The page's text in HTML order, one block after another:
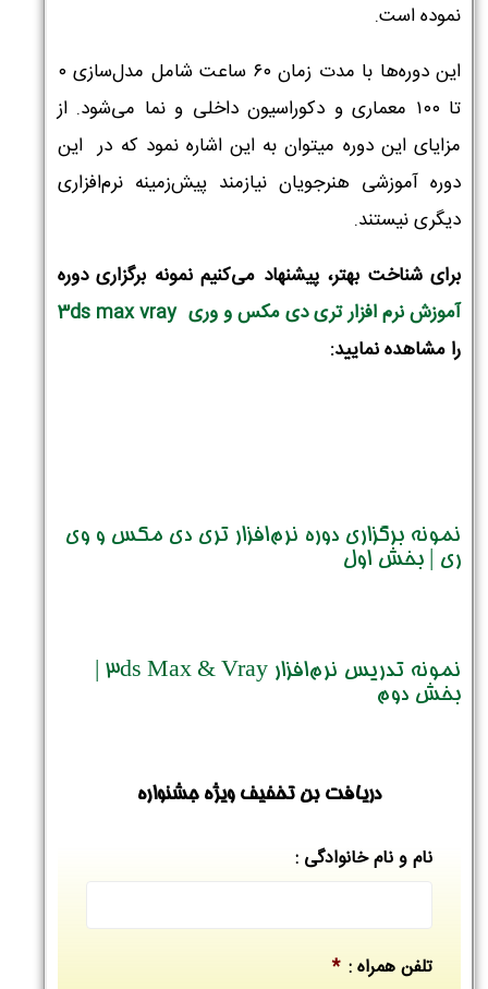
نموده است.
این دوره‌ها با مدت زمان ۶۰ ساعت شامل مدل‌سازی ۰
تا ۱۰۰ معماری و دکوراسیون داخلی و نما می‌شود. از
مزایای این دوره میتوان به این اشاره نمود که در این
دوره آموزشی هنرجویان نیازمند پیش‌زمینه نرم‌افزاری
دیگری نیستند.
برای شناخت بهتر، پیشنهاد می‌کنیم نمونه برگزاری دوره
آموزش نرم افزار تری دی مکس و وری 3ds max vray
را مشاهده نمایید:
نمونه برگزاری دوره نرم‌افزار تری دی مکس و وی
ری | بخش اول
بخش دوم
دریافت بن تخفیف ویژه جشنواره
نام و نام خانوادگی :
تلفن همراه : *
تلفن همراه : *
شماره واتس‌اپ : *